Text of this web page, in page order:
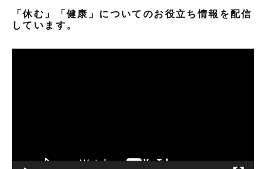
「休む」「健康」についてのお役立ち情報を配信
しています。